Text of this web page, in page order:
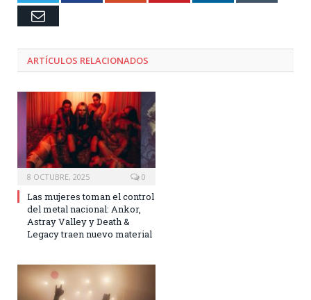
Email
ARTÍCULOS RELACIONADOS
8 OCTUBRE, 2025 0
Las mujeres toman el control
del metal nacional: Ankor,
Astray Valley y Death &
Legacy traen nuevo material